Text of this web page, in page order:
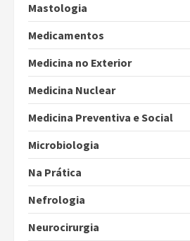
Mastologia
Medicamentos
Medicina no Exterior
Medicina Nuclear
Medicina Preventiva e Social
Microbiologia
Na Prática
Nefrologia
Neurocirurgia